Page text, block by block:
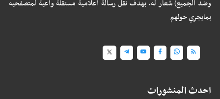
وضد الجميع) شعار له، بهدف نقل رسالة اعلامية مستقلة واعية لمتصفحيه
بمايجري حولهم
احدث المنشورات